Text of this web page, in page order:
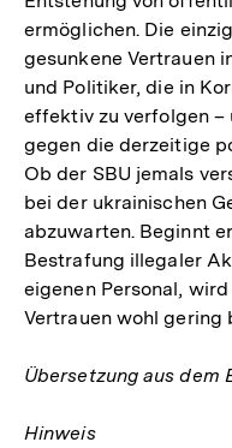
ermöglichen. Die
gesunkene Vertrauen
und Politiker, die in
effektiv zu verfolgen –
gegen die derzeitige
Ob der SBU jemals
bei der ukrainischen
abzuwarten. Beginnt
Bestrafung illegaler
eigenen Personal,
Vertrauen wohl gering
Übersetzung aus dem
Hinweis